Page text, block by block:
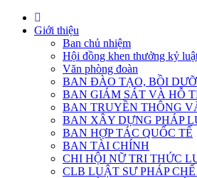
Giới thiệu
Ban chủ nhiệm
Hội đồng khen thưởng kỷ
Văn phòng đoàn
BAN ĐÀO TẠO, BỒI
BAN GIÁM SÁT VÀ HỖ
BAN TRUYỀN THÔNG
BAN XÂY DỰNG PHÁP
BAN HỢP TÁC QUỐC TẾ
BAN TÀI CHÍNH
CHI HỘI NỮ TRI THỨC
CLB LUẬT SƯ PHÁP